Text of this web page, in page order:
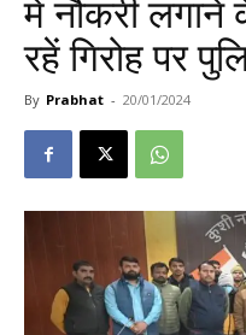
में नौकरी लगाने
रहें गिरोह पर
By Prabhat - 20/01/2024